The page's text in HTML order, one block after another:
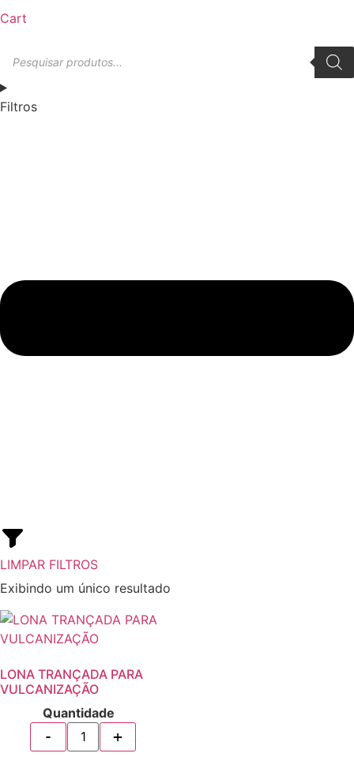
Cart
produtos
Filtros
LIMPAR FILTROS
Exibindo um único resultado
LONA TRANÇADA PARA
VULCANIZAÇÃO
Quantidade